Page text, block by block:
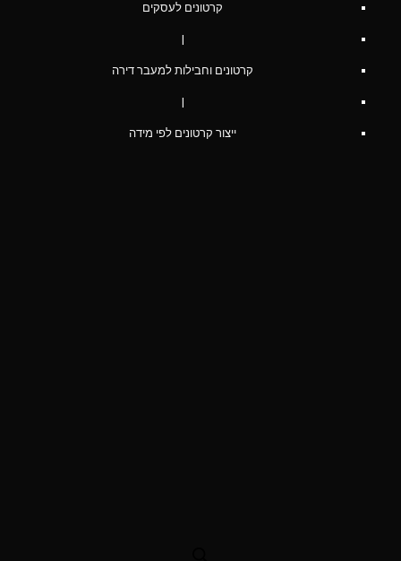
קרטונים לעסקים
|
קרטונים וחבילות למעבר דירה
|
ייצור קרטונים לפי מידה